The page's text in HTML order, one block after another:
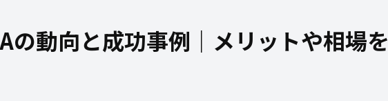
の動向と成功事例｜メリットや相場